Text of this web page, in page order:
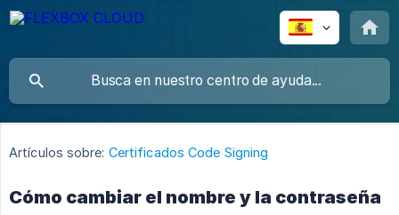
Artículos sobre: Certificados Code Signing
Cómo cambiar el nombre y la contraseña